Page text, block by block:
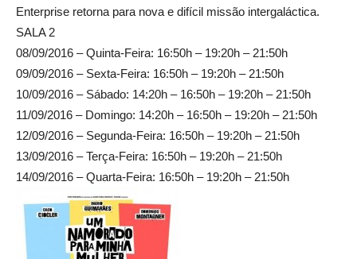
Enterprise retorna para nova e difícil missão intergaláctica.
SALA 2
08/09/2016 – Quinta-Feira: 16:50h – 19:20h – 21:50h
09/09/2016 – Sexta-Feira: 16:50h – 19:20h – 21:50h
10/09/2016 – Sábado: 14:20h – 16:50h – 19:20h – 21:50h
11/09/2016 – Domingo: 14:20h – 16:50h – 19:20h – 21:50h
12/09/2016 – Segunda-Feira: 16:50h – 19:20h – 21:50h
13/09/2016 – Terça-Feira: 16:50h – 19:20h – 21:50h
14/09/2016 – Quarta-Feira: 16:50h – 19:20h – 21:50h